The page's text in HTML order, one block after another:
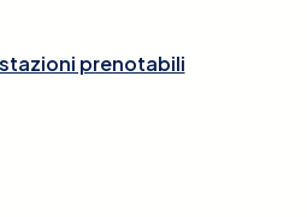
prenotabili